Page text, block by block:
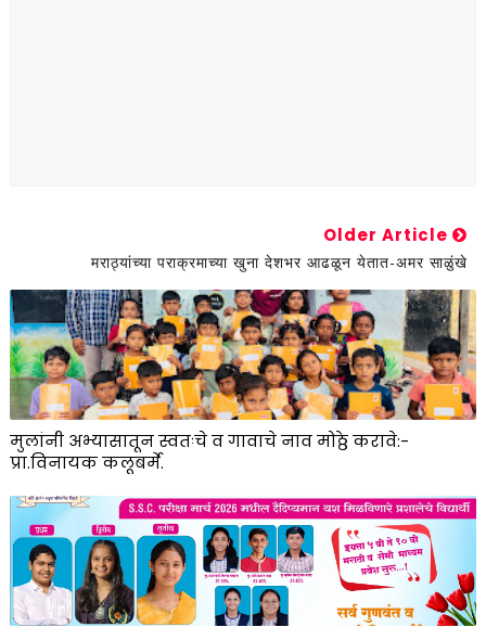
Older Article
मराठ्यांच्या पराक्रमाच्या खुना देशभर आढळून येतात-अमर साळुंखे
मुलांनी अभ्यासातून स्वतःचे व गावाचे नाव मोठ्ठे करावे:-
प्रा.विनायक कलूबर्मे.